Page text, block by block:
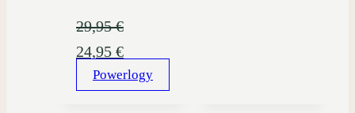
29,95€
Pôvodná
cena
24,95 €Aktuálna
cena
Powerlogy